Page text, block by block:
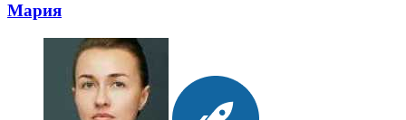
Мария